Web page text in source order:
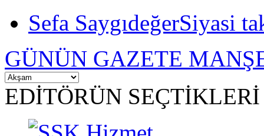
Sefa SaygıdeğerSiyasi
GÜNÜN GAZETE
EDİTÖRÜN SEÇTİKLERİ